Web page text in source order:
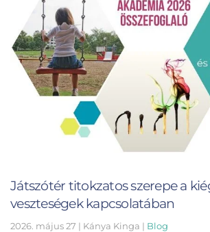
Játszótér titokzatos szerepe a
veszteségek kapcsolatában
2026. május 27 | Kánya Kinga | Blog